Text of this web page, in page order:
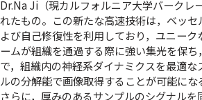
Dr.Na Ji（現カルフォルニア大学バークレ
れたもの。この新たな高速技術は，ベッ
よび自己修復性を利用しており，ユニー
ームが組織を通過する際に強い集光を保
で，組織内の神経系ダイナミクスを最適
ルの分解能で画像取得することが可能にな
さらに，厚みのあるサンプルのシグナル